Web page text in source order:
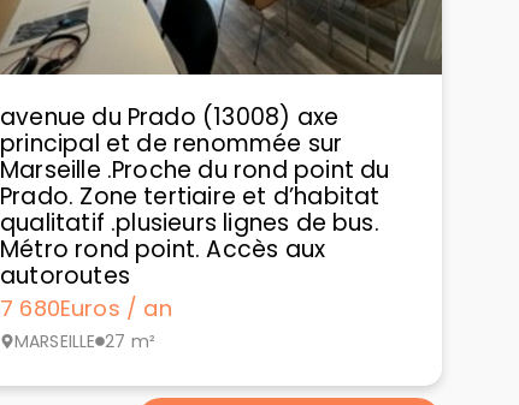
avenue du Prado (13008) axe
principal et de renommée sur
Marseille .Proche du rond point du
Prado. Zone tertiaire et d’habitat
qualitatif .plusieurs lignes de bus.
Métro rond point. Accès aux
autoroutes
7 680Euros / an
MARSEILLE 27 m²